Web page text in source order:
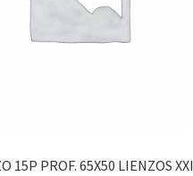
15P PROF. 65X50 LIENZOS XXI